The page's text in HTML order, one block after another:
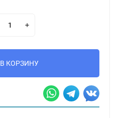
В КОРЗИНУ